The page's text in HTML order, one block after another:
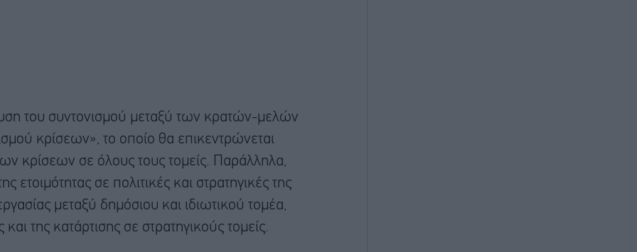
του συντονισμού μεταξύ των κρατών-μελών
κρίσεων», το οποίο θα επικεντρώνεται
κρίσεων σε όλους τους τομείς. Παράλληλα,
ετοιμότητας σε πολιτικές και στρατηγικές της
μεταξύ δημόσιου και ιδιωτικού τομέα,
της κατάρτισης σε στρατηγικούς τομείς.